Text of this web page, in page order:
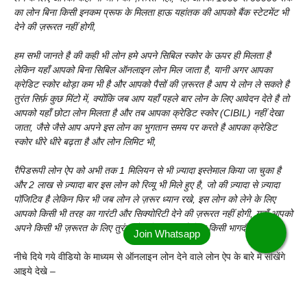
का लोन बिना किसी इनकम प्रूफ के मिलता हाऊ यहांतक की आपको बैंक स्टेटमेंट भी
देने की ज़रूरत नहीं होगी,
हम सभी जानते है की कही भी लोन हमे अपने सिबिल स्कोर के ऊपर ही मिलता है
लेकिन यहाँ आपको बिना सिबिल ऑनलाइन लोन मिल जाता है, यानी अगर आपका
क्रेडिट स्कोर थोड़ा कम भी है और आपको पैसों की ज़रूरत है आप ये लोन ले सकते है
तुरंत सिर्फ़ कुछ मिंटो में, क्योंकि जब आप यहाँ पहले बार लोन के लिए आवेदन देते है तो
आपको यहाँ छोटा लोन मिलता है और तब आपका क्रेडिट स्कोर (CIBIL) नहीं देखा
जाता, जैसे जैसे आप अपने इस लोन का भुगतान समय पर करते है आपका क्रेडिट
स्कोर धीरे धीरे बढ़ता है और लोन लिमिट भी,
रैपिडरूपी लोन ऐप को अभी तक 1 मिलियन से भी ज़्यादा इस्तेमाल किया जा चुका है
और 2 लाख से ज़्यादा बार इस लोन को रिव्यू भी मिले हुए है, जो की ज़्यादा से ज़्यादा
पॉजिटिव है लेकिन फिर भी जब लोन ले ज़रूर ध्यान रखे, इस लोन को लेने के लिए
आपको किसी भी तरह का गारंटी और सिक्योरिटी देने की ज़रूरत नहीं होगी, यहाँ आपको
अपने किसी भी ज़रूरत के लिए तुरंत लोन मिल जाता है बिना किसी भागदौड़ के !
नीचे दिये गये वीडियो के माध्यम से ऑनलाइन लोन देने वाले लोन ऐप के बारे में सीखेंगे
आइये देखे –